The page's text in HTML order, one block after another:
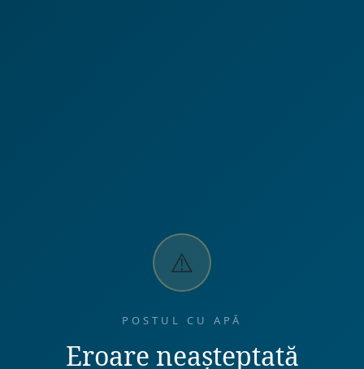
⚠️
POSTUL CU APĂ
Eroare neașteptată